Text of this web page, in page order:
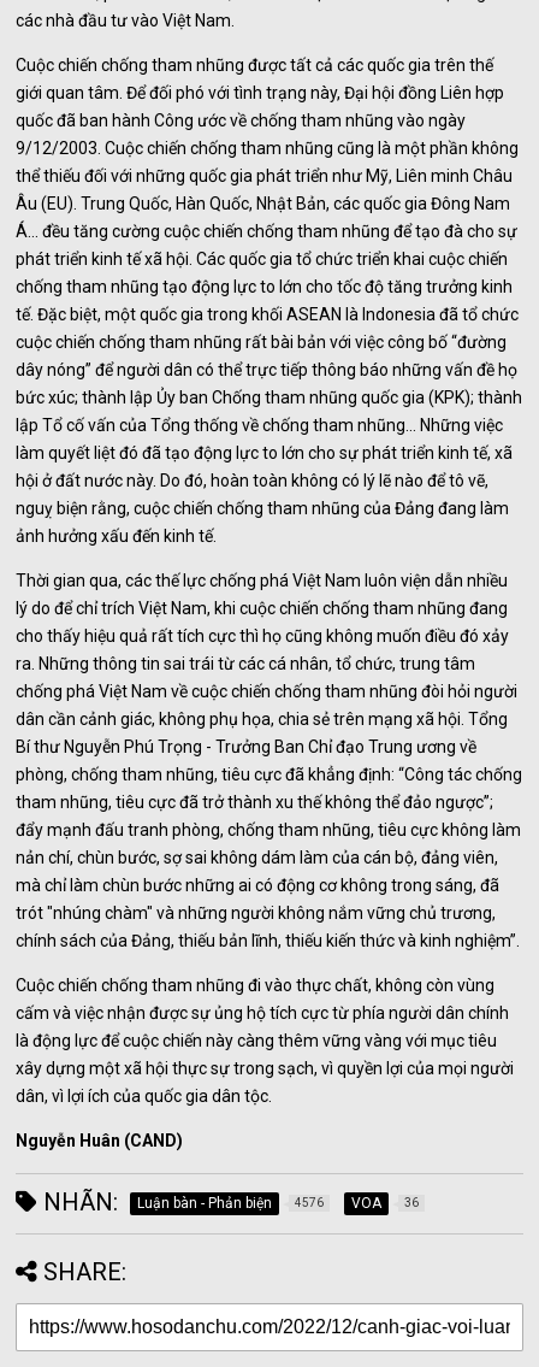
các nhà đầu tư vào Việt Nam.
Cuộc chiến chống tham nhũng được tất cả các quốc gia trên thế
giới quan tâm. Để đối phó với tình trạng này, Đại hội đồng Liên hợp
quốc đã ban hành Công ước về chống tham nhũng vào ngày
9/12/2003. Cuộc chiến chống tham nhũng cũng là một phần không
thể thiếu đối với những quốc gia phát triển như Mỹ, Liên minh Châu
Âu (EU). Trung Quốc, Hàn Quốc, Nhật Bản, các quốc gia Đông Nam
Á... đều tăng cường cuộc chiến chống tham nhũng để tạo đà cho sự
phát triển kinh tế xã hội. Các quốc gia tổ chức triển khai cuộc chiến
chống tham nhũng tạo động lực to lớn cho tốc độ tăng trưởng kinh
tế. Đặc biệt, một quốc gia trong khối ASEAN là Indonesia đã tổ chức
cuộc chiến chống tham nhũng rất bài bản với việc công bố “đường
dây nóng” để người dân có thể trực tiếp thông báo những vấn đề họ
bức xúc; thành lập Ủy ban Chống tham nhũng quốc gia (KPK); thành
lập Tổ cố vấn của Tổng thống về chống tham nhũng... Những việc
làm quyết liệt đó đã tạo động lực to lớn cho sự phát triển kinh tế, xã
hội ở đất nước này. Do đó, hoàn toàn không có lý lẽ nào để tô vẽ,
nguỵ biện rằng, cuộc chiến chống tham nhũng của Đảng đang làm
ảnh hưởng xấu đến kinh tế.
Thời gian qua, các thế lực chống phá Việt Nam luôn viện dẫn nhiều
lý do để chỉ trích Việt Nam, khi cuộc chiến chống tham nhũng đang
cho thấy hiệu quả rất tích cực thì họ cũng không muốn điều đó xảy
ra. Những thông tin sai trái từ các cá nhân, tổ chức, trung tâm
chống phá Việt Nam về cuộc chiến chống tham nhũng đòi hỏi người
dân cần cảnh giác, không phụ họa, chia sẻ trên mạng xã hội. Tổng
Bí thư Nguyễn Phú Trọng - Trưởng Ban Chỉ đạo Trung ương về
phòng, chống tham nhũng, tiêu cực đã khẳng định: “Công tác chống
tham nhũng, tiêu cực đã trở thành xu thế không thể đảo ngược”;
đẩy mạnh đấu tranh phòng, chống tham nhũng, tiêu cực không làm
nản chí, chùn bước, sợ sai không dám làm của cán bộ, đảng viên,
mà chỉ làm chùn bước những ai có động cơ không trong sáng, đã
trót "nhúng chàm" và những người không nắm vững chủ trương,
chính sách của Đảng, thiếu bản lĩnh, thiếu kiến thức và kinh nghiệm”.
Cuộc chiến chống tham nhũng đi vào thực chất, không còn vùng
cấm và việc nhận được sự ủng hộ tích cực từ phía người dân chính
là động lực để cuộc chiến này càng thêm vững vàng với mục tiêu
xây dựng một xã hội thực sự trong sạch, vì quyền lợi của mọi người
dân, vì lợi ích của quốc gia dân tộc.
Nguyễn Huân (CAND)
NHÃN: Luận bàn - Phản biện 4576 VOA 36
SHARE: